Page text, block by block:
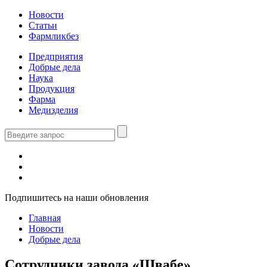
Новости
Статьи
Фармликбез
Предприятия
Добрые дела
Наука
Продукция
Фарма
Медизделия
Подпишитесь на наши обновления
Главная
Новости
Добрые дела